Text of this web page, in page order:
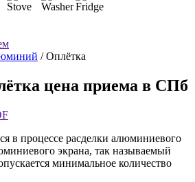
/ Оплётка
цена приема в СПб
в процессе расделки алюминиевого
экрана, так называемый
минимальное количество